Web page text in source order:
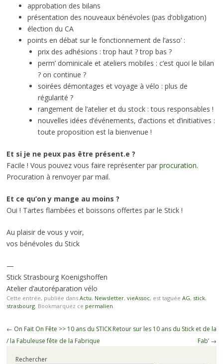
approbation des bilans
présentation des nouveaux bénévoles (pas d’obligation)
élection du CA
points en débat sur le fonctionnement de l’asso’ :
prix des adhésions : trop haut ? trop bas ?
perm’ dominicale et ateliers mobiles : c’est quoi le bilan
? on continue ?
soirées démontages et voyage à vélo : plus de
régularité ?
rangement de l’atelier et du stock : tous responsables !
nouvelles idées d’événements, d’actions et d’initiatives :
toute proposition est la bienvenue !
Et si je ne peux pas être présent.e ?
Facile ! Vous pouvez vous faire représenter par procuration.
Procuration à renvoyer par mail.
Et ce qu’on y mange au moins ?
Oui ! Tartes flambées et boissons offertes par le Stick !
Au plaisir de vous y voir,
vos bénévoles du Stick
—
Stick Strasbourg Koenigshoffen
Atelier d’autoréparation vélo
Cette entrée, publiée dans Actu, Newsletter, vieAssoc, est taguée AG, stick,
strasbourg. Bookmarquez ce permalien
Navigation
des
← On Fait On Fête >> 10 ans du STICK
/ la Fabuleuse fête de la Fabrique
Retour sur les 10 ans du Stick et de la
Fab’ →
Rechercher